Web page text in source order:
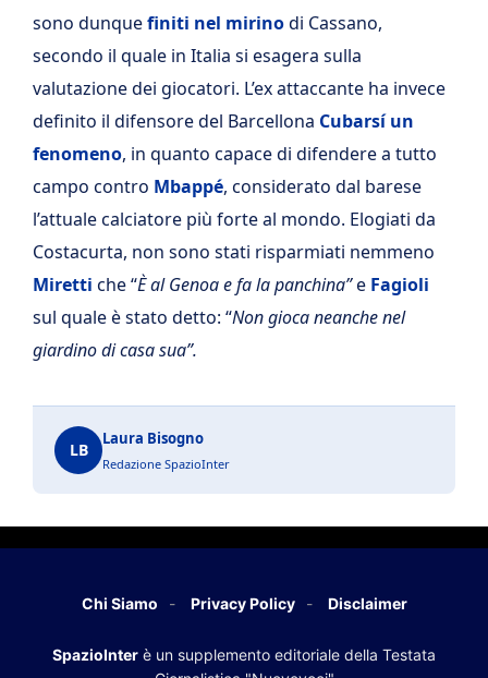
sono dunquefiniti nel mirinodi Cassano,
secondo il quale in Italia si esagera sulla
valutazione dei giocatori. L’ex attaccante ha invece
definito il difensore del Barcellona Cubarsí un
fenomeno, in quanto capace di difendere a tutto
campo contro Mbappé, considerato dal barese
l’attuale calciatore più forte al mondo. Elogiati da
Costacurta, non sono stati risparmiati nemmeno
Miretti che “È al Genoa e fa la panchina”e Fagioli
sul quale è stato detto: “Non gioca neanche nel
giardino di casa sua”.
LB
Laura Bisogno
Redazione SpazioInter
Chi Siamo Privacy Policy Disclaimer
SpazioInter è un supplemento editoriale della Testata